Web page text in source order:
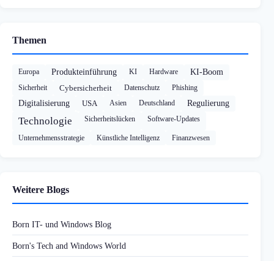
Themen
Europa Produkteinführung KI Hardware KI-Boom
Sicherheit Cybersicherheit Datenschutz Phishing
Digitalisierung USA Asien Deutschland Regulierung
Technologie Sicherheitslücken Software-Updates
Unternehmensstrategie Künstliche Intelligenz Finanzwesen
Weitere Blogs
Born IT- und Windows Blog
Born's Tech and Windows World